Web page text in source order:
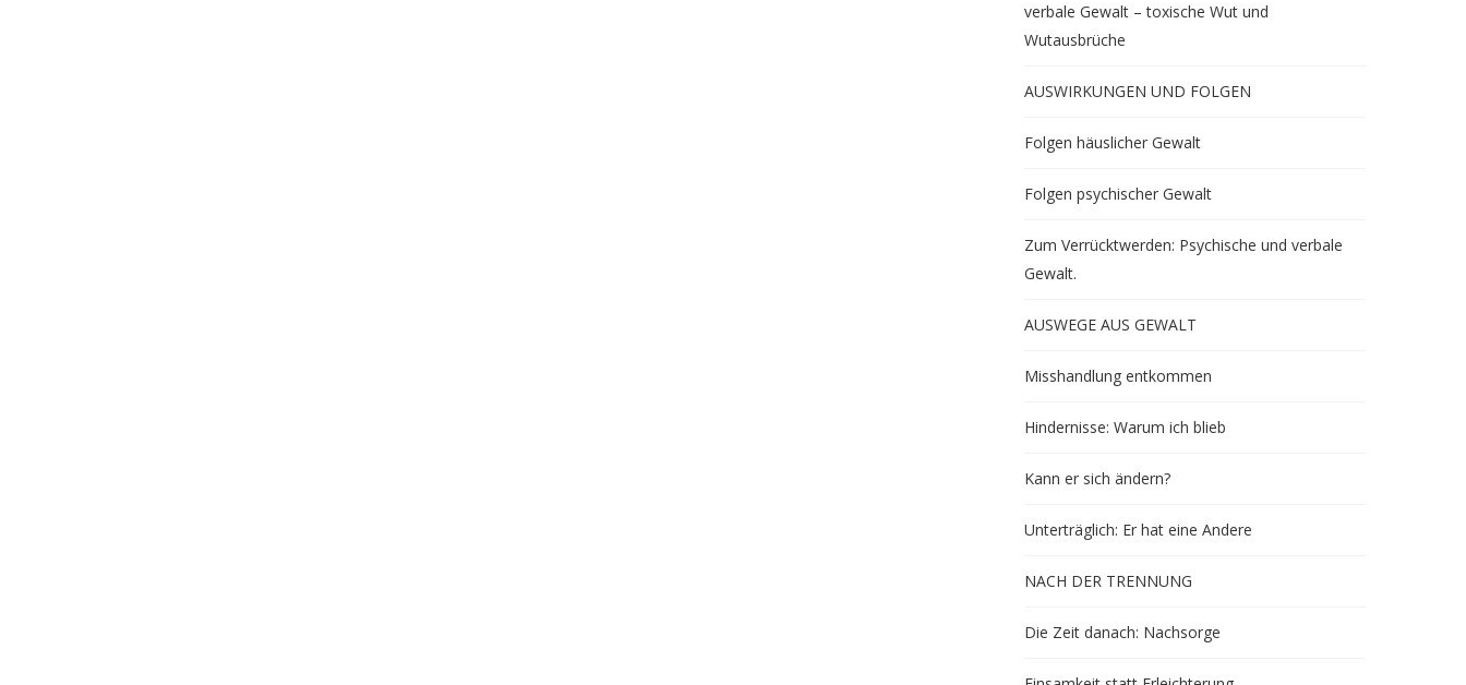
verbale Gewalt – toxische Wut und
Wutausbrüche
AUSWIRKUNGEN UND FOLGEN
Folgen häuslicher Gewalt
Folgen psychischer Gewalt
Zum Verrücktwerden: Psychische und verbale
Gewalt.
AUSWEGE AUS GEWALT
Misshandlung entkommen
Hindernisse: Warum ich blieb
Kann er sich ändern?
Unterträglich: Er hat eine Andere
NACH DER TRENNUNG
Die Zeit danach: Nachsorge